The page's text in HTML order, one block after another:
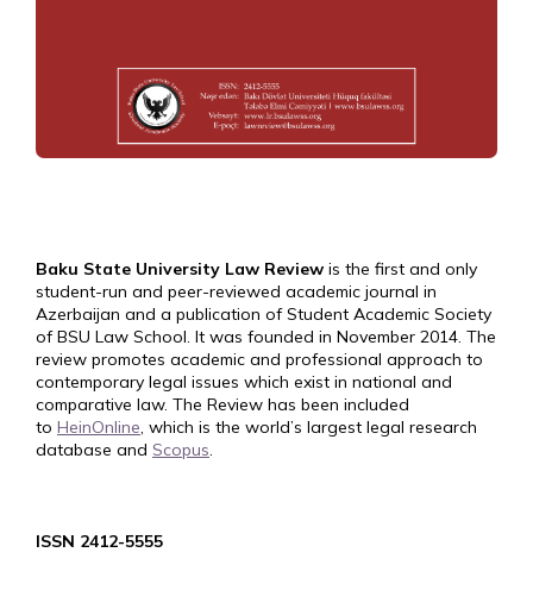
Baku State University Law Review is the first and only
student-run and peer-reviewed academic journal in
Azerbaijan and a publication of Student Academic Society
of BSU Law School. It was founded in November 2014. The
review promotes academic and professional approach to
contemporary legal issues which exist in national and
comparative law. The Review has been included
to HeinOnline, which is the world’s largest legal research
database and Scopus.
ISSN 2412-5555